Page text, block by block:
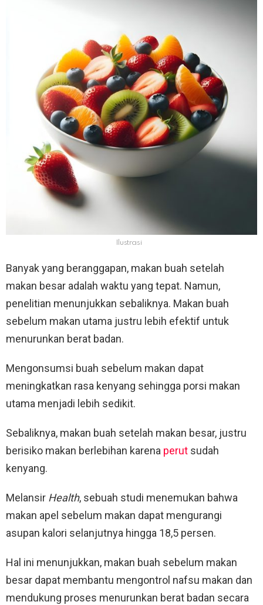
Ilustrasi
Banyak yang beranggapan, makan buah setelah
makan besar adalah waktu yang tepat. Namun,
penelitian menunjukkan sebaliknya. Makan buah
sebelum makan utama justru lebih efektif untuk
menurunkan berat badan.
Mengonsumsi buah sebelum makan dapat
meningkatkan rasa kenyang sehingga porsi makan
utama menjadi lebih sedikit.
Sebaliknya, makan buah setelah makan besar, justru
berisiko makan berlebihan karena perut sudah
kenyang.
Melansir Health, sebuah studi menemukan bahwa
makan apel sebelum makan dapat mengurangi
asupan kalori selanjutnya hingga 18,5 persen.
Hal ini menunjukkan, makan buah sebelum makan
besar dapat membantu mengontrol nafsu makan dan
mendukung proses menurunkan berat badan secara